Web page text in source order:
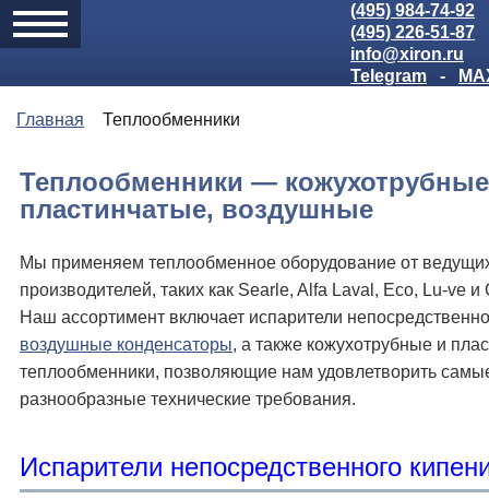
(495) 984-74-92
(495) 226-51-87
info@xiron.ru
Telegram
-
Главная Теплообменники
Теплообменники —
пластинчатые, воздушные
Мы применяем теплообменное оборудование от
производителей, таких как Searle, Alfa Laval, Eco, Lu-ve и
Наш ассортимент включает испарители
воздушные конденсаторы, а также кожухотрубные и
теплообменники, позволяющие нам удовлетворить
разнообразные технические требования.
Испарители непосредственного